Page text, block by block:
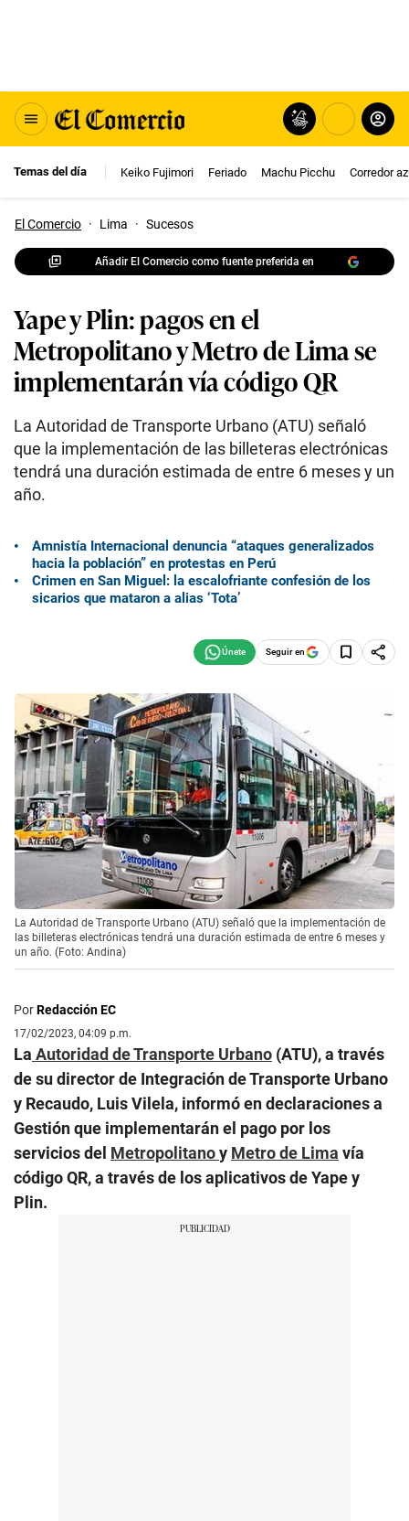
Temas del día Keiko Fujimori Feriado Machu Picchu Corredor
El Comercio · Lima · Sucesos
Añadir El Comercio como fuente preferida en
Yape y Plin: pagos en el
Metropolitano y Metro de Lima se
implementarán vía código QR
La Autoridad de Transporte Urbano (ATU) señaló
que la implementación de las billeteras electrónicas
tendrá una duración estimada de entre 6 meses y un
año.
Amnistía Internacional denuncia “ataques generalizados
hacia la población” en protestas en Perú
Crimen en San Miguel: la escalofriante confesión de los
sicarios que mataron a alias ‘Tota’
Seguir en
La Autoridad de Transporte Urbano (ATU) señaló que la implementación de
las billeteras electrónicas tendrá una duración estimada de entre 6 meses y
un año. (Foto: Andina)
PorRedacción EC
17/02/2023, 04:09 p.m.
La Autoridad de Transporte Urbano (ATU), a través
de su director de Integración de Transporte Urbano
y Recaudo, Luis Vilela, informó en declaraciones a
Gestión que implementarán el pago por los
servicios del Metropolitanoy Metro de Lima vía
código QR, a través de los aplicativos de Yape y
Plin.